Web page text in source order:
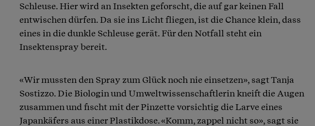
Schleuse. Hier wird an Insekten geforscht, die auf gar keinen Fall
entwischen dürfen. Da sie ins Licht fliegen, ist die Chance klein, dass
eines in die dunkle Schleuse gerät. Für den Notfall steht ein
Insektenspray bereit.
«Wir mussten den Spray zum Glück noch nie einsetzen», sagt Tanja
Sostizzo. Die Biologin und Umweltwissenschaftlerin kneift die Augen
zusammen und fischt mit der Pinzette vorsichtig die Larve eines
Japankäfers aus einer Plastikdose. «Komm, zappel nicht so», sagt sie